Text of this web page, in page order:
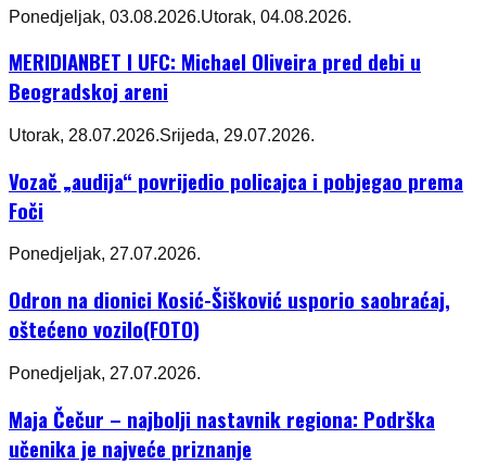
Ponedjeljak, 03.08.2026.Utorak, 04.08.2026.
MERIDIANBET I UFC: Michael Oliveira pred debi u
Beogradskoj areni
Utorak, 28.07.2026.Srijeda, 29.07.2026.
Vozač „audija“ povrijedio policajca i pobjegao prema
Foči
Ponedjeljak, 27.07.2026.
Odron na dionici Kosić-Šišković usporio saobraćaj,
oštećeno vozilo(FOTO)
Ponedjeljak, 27.07.2026.
Maja Čečur – najbolji nastavnik regiona: Podrška
učenika je najveće priznanje